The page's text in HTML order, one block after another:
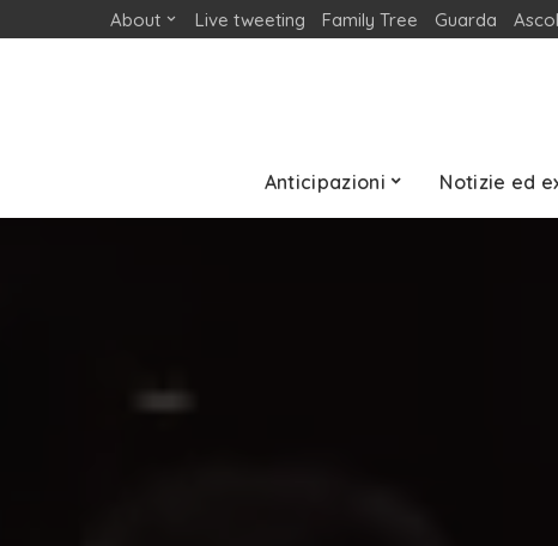
About Live tweeting Family Tree Guarda
Anticipazioni Notizie ed